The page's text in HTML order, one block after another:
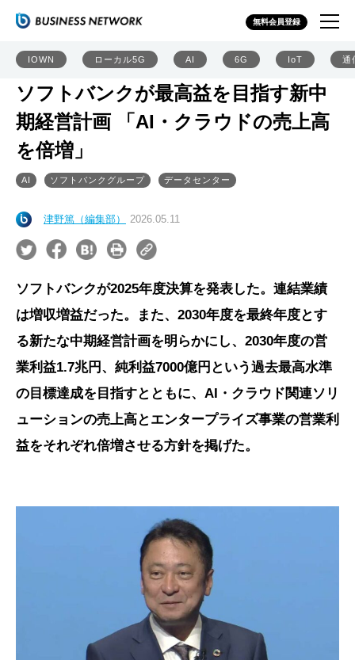
無料会員登録
IOWN ローカル5G AI 6G IoT 通
ソフトバンクが最高益を目指す新中
期経営計画 「AI・クラウドの売上高
を倍増」
AI ソフトバンクグループ データセンター
津野篤（編集部） 2026.05.11
ソフトバンクが2025年度決算を発表した。連結業績
は増収増益だった。また、2030年度を最終年度とす
る新たな中期経営計画を明らかにし、2030年度の営
業利益1.7兆円、純利益7000億円という過去最高水準
の目標達成を目指すとともに、AI・クラウド関連ソリ
ューションの売上高とエンタープライズ事業の営業利
益をそれぞれ倍増させる方針を掲げた。